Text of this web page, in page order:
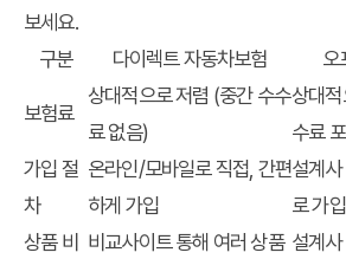
보세요.
구분
다이렉트 자동차보험 오
보험료
상대적으로 저렴 (중간 수수
료 없음)
상대
수료
가입 절
차
온라인/모바일로 직접, 간편
하게 가입
설계
로 가입
상품 비
비교사이트 통해 여러 상품 설계